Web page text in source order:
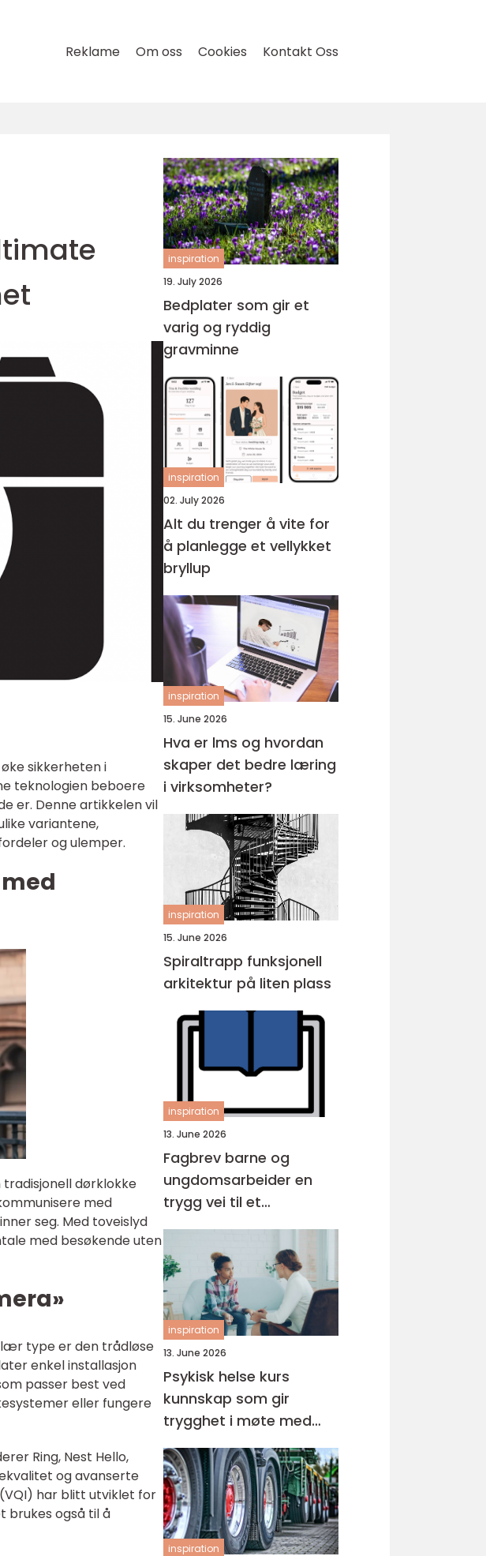
Reklame Om oss Cookies Kontakt Oss
sikkerheten i
teknologien beboere
er. Denne artikkelen vil
variantene,
og ulemper.
dørklokke
med
seg. Med toveislyd
med besøkende uten
type er den trådløse
enkel installasjon
passer best ved
eller fungere
Ring, Nest Hello,
og avanserte
har blitt utviklet for
brukes også til å
inspiration
19. July 2026
Bedplater som gir et
varig og ryddig
gravminne
inspiration
02. July 2026
Alt du trenger å vite for
å planlegge et vellykket
bryllup
inspiration
15. June 2026
Hva er lms og hvordan
skaper det bedre læring
i virksomheter?
inspiration
15. June 2026
Spiraltrapp funksjonell
arkitektur på liten plass
inspiration
13. June 2026
Fagbrev barne og
ungdomsarbeider en
trygg vei til et
meningsfullt yrke
inspiration
13. June 2026
Psykisk helse kurs
kunnskap som gir
trygghet i møte med
barn og unge
inspiration